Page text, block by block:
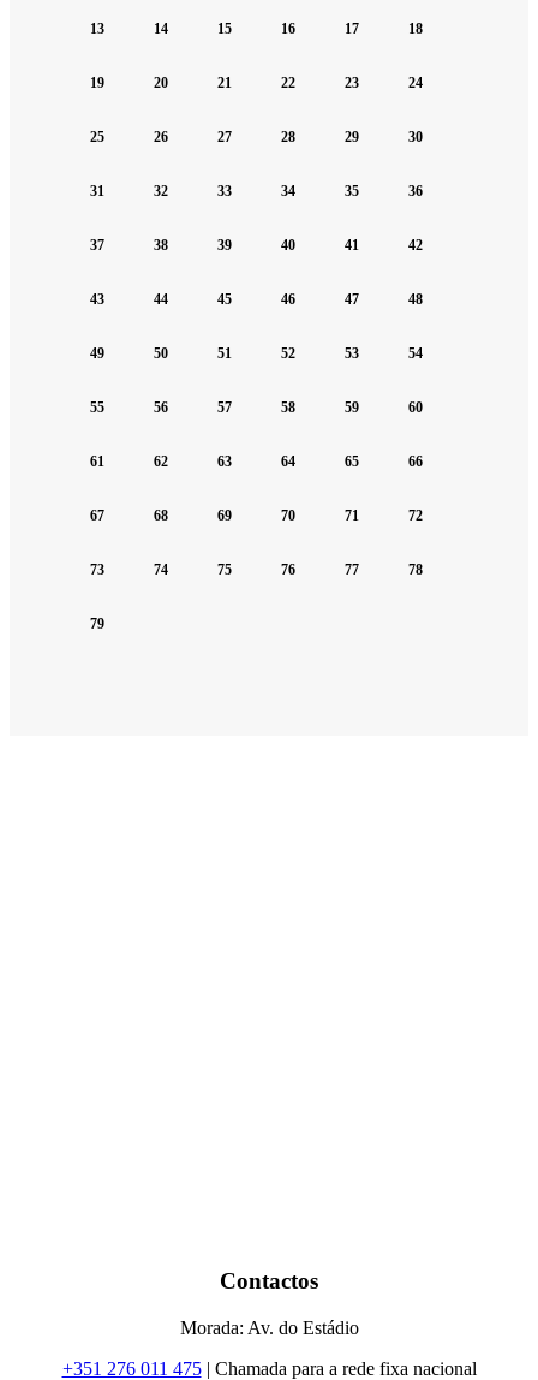
13 14 15 16 17 18
19 20 21 22 23 24
25 26 27 28 29 30
31 32 33 34 35 36
37 38 39 40 41 42
43 44 45 46 47 48
49 50 51 52 53 54
55 56 57 58 59 60
61 62 63 64 65 66
67 68 69 70 71 72
73 74 75 76 77 78
79
Contactos
Morada: Av. do Estádio
+351 276 011 475| Chamada para a rede fixa nacional